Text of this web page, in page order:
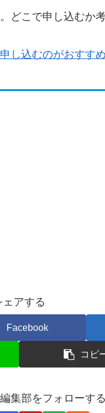
どこで申し込むか
し込むのがおすす
ェアする
Facebook
コピ
集部をフォローする